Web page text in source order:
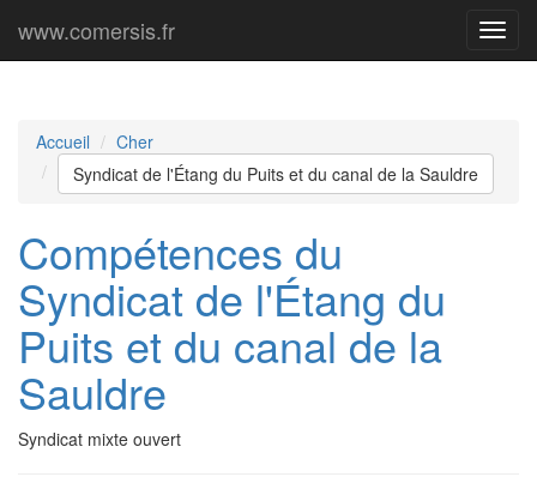
Menu
www.comersis.fr
Accueil
Cher
Syndicat de l'Étang du Puits et du canal de la Sauldre
Compétences du
Syndicat de l'Étang du
Puits et du canal de la
Sauldre
Syndicat mixte ouvert